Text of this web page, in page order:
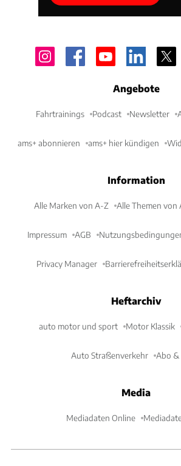
Angebote
Fahrtrainings Podcast Newsletter
ams+ abonnieren ams+ hier kündigen
Information
Alle Marken von A-Z Alle Themen von
Impressum AGB
Privacy Manager
Heftarchiv
auto motor und sport Motor Klassik
Auto Straßenverkehr Abo &
Media
Mediadaten Online